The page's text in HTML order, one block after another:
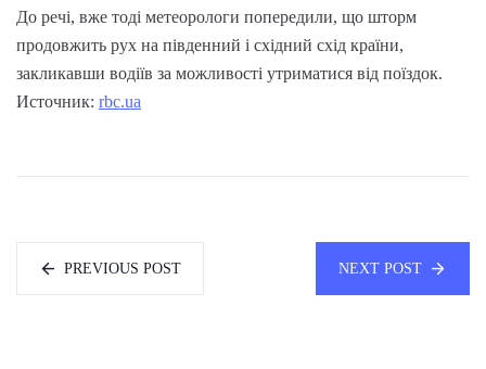
До речі, вже тоді метеорологи попередили, що шторм
продовжить рух на південний і східний схід країни,
закликавши водіїв за можливості утриматися від поїздок.
Источник: rbc.ua
PREVIOUS POST NEXT POST